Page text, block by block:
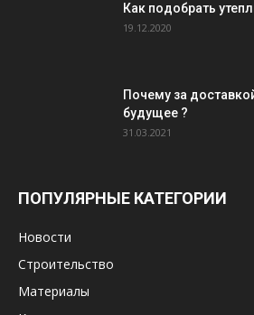
Как подобрать
19.12.2020
Почему за
будущее ?
31.03.2021
ПОПУЛЯРНЫЕ КАТЕГОРИИ
Новости
Строительство
Материалы